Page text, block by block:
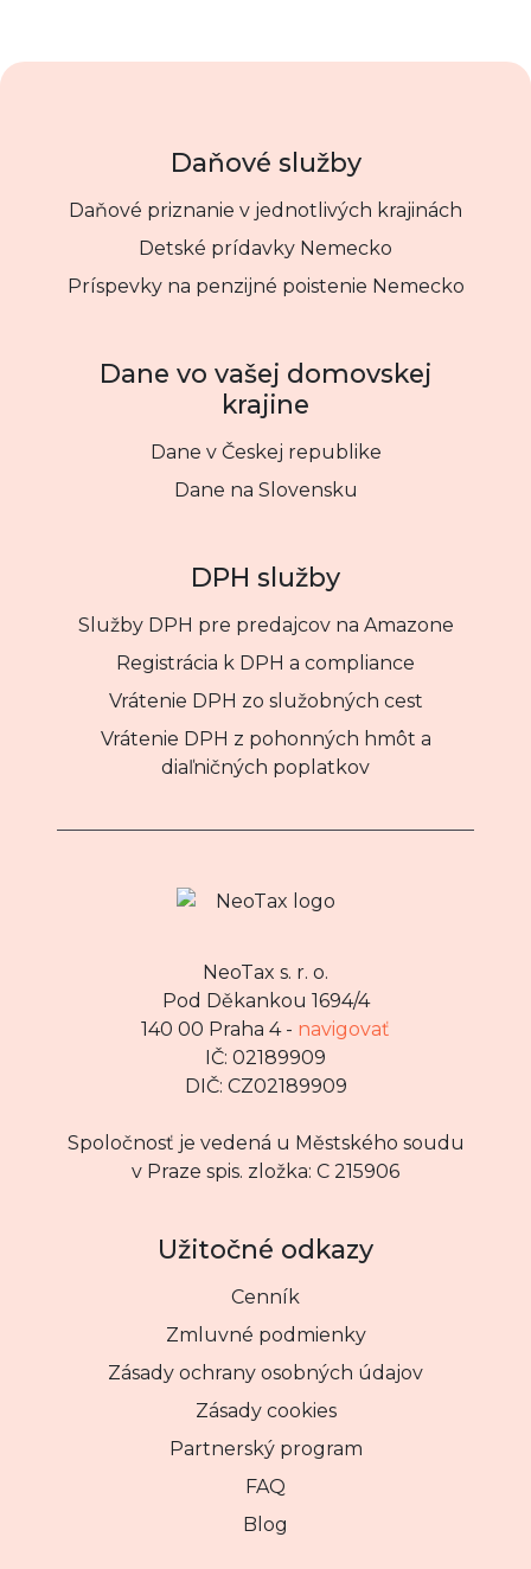
Daňové služby
Daňové priznanie v jednotlivých krajinách
Detské prídavky Nemecko
Príspevky na penzijné poistenie Nemecko
Dane vo vašej domovskej
krajine
Dane v Českej republike
Dane na Slovensku
DPH služby
Služby DPH pre predajcov na Amazone
Registrácia k DPH a compliance
Vrátenie DPH zo služobných cest
Vrátenie DPH z pohonných hmôt a
diaľničných poplatkov
NeoTax s. r. o.
Pod Děkankou 1694/4
140 00 Praha 4 - navigovať
IČ: 02189909
DIČ: CZ02189909
Spoločnosť je vedená u Městského soudu
v Praze spis. zložka: C 215906
Užitočné odkazy
Cenník
Zmluvné podmienky
Zásady ochrany osobných údajov
Zásady cookies
Partnerský program
FAQ
Blog